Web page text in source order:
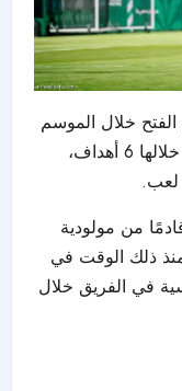
خلال الموسم
الجاري، إذ شارك في 23 مباراة، سجل خلالها 6 أهداف،
من مولودية
2019-2020، ونجح منذ ذلك الوقت في
في الفريق خلال